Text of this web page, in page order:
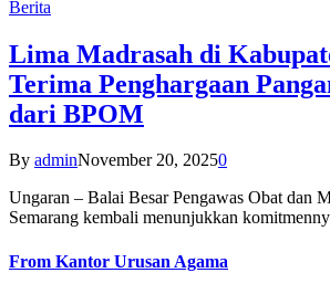
Berita
Lima Madrasah di
Terima Penghargaan
dari BPOM
By adminNovember 20, 20250
Ungaran – Balai Besar Pengawas Obat dan
Semarang kembali menunjukkan
From Kantor Urusan Agama